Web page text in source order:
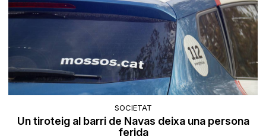
SOCIETAT
Un tiroteig al barri de Navas deixa una persona
ferida